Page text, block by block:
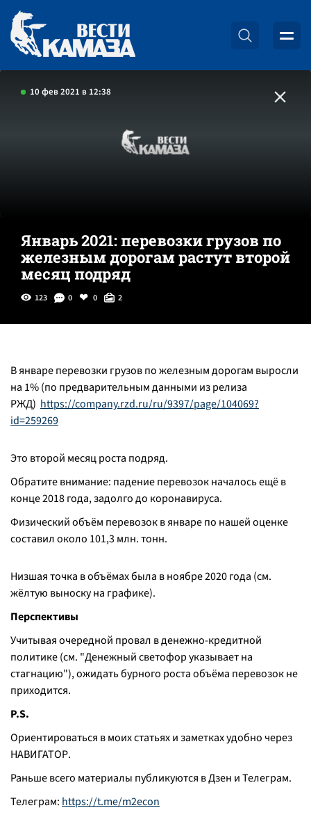
10 фев 2021 в 12:38
Январь 2021: перевозки грузов по
железным дорогам растут второй
месяц подряд
123 0 0 2
В январе перевозки грузов по железным дорогам выросли
на 1% (по предварительным данными из релиза
РЖД) https://company.rzd.ru/ru/9397/page/104069?
id=259269
Это второй месяц роста подряд.
Обратите внимание: падение перевозок началось ещё в
конце 2018 года, задолго до коронавируса.
Физический объём перевозок в январе по нашей оценке
составил около 101,3 млн. тонн.
Низшая точка в объёмах была в ноябре 2020 года (см.
жёлтую выноску на графике).
Перспективы
Учитывая очередной провал в денежно-кредитной
политике (см. "Денежный светофор указывает на
стагнацию"), ожидать бурного роста объёма перевозок не
приходится.
P.S.
Ориентироваться в моих статьях и заметках удобно через
НАВИГАТОР.
Раньше всего материалы публикуются в Дзен и Телеграм.
Телеграм: https://t.me/m2econ